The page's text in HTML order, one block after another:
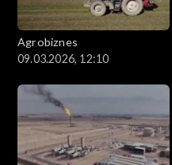
Agrobiznes
09.03.2026, 12:10